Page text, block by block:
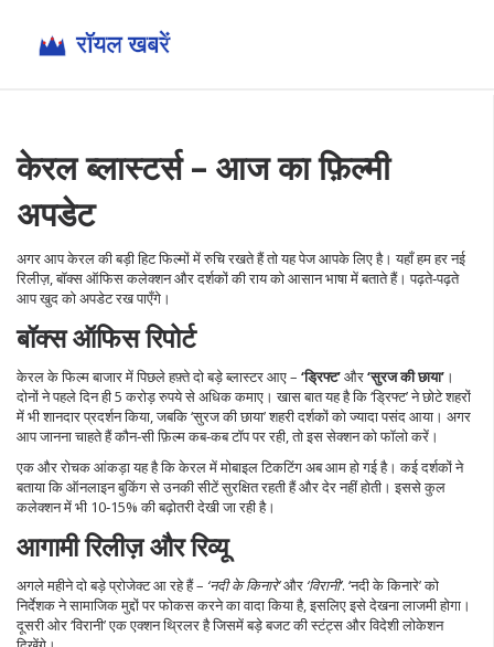
केरल ब्लास्टर्स – आज का फ़िल्मी
अपडेट
अगर आप केरल की बड़ी हिट फिल्मों में रुचि रखते हैं तो यह पेज आपके लिए है। यहाँ हम हर नई
रिलीज़, बॉक्स ऑफिस कलेक्शन और दर्शकों की राय को आसान भाषा में बताते हैं। पढ़ते‑पढ़ते
आप खुद को अपडेट रख पाएँगे।
बॉक्स ऑफिस रिपोर्ट
केरल के फिल्म बाजार में पिछले हफ़्ते दो बड़े ब्लास्टर आए – ‘ड्रिफ्ट’और‘सुरज की छाया’ ।
दोनों ने पहले दिन ही 5 करोड़ रुपये से अधिक कमाए। खास बात यह है कि ‘ड्रिफ्ट’ ने छोटे शहरों
में भी शानदार प्रदर्शन किया, जबकि ‘सुरज की छाया’ शहरी दर्शकों को ज्यादा पसंद आया। अगर
आप जानना चाहते हैं कौन‑सी फ़िल्म कब‑कब टॉप पर रही, तो इस सेक्शन को फॉलो करें।
एक और रोचक आंकड़ा यह है कि केरल में मोबाइल टिकटिंग अब आम हो गई है। कई दर्शकों ने
बताया कि ऑनलाइन बुकिंग से उनकी सीटें सुरक्षित रहती हैं और देर नहीं होती। इससे कुल
कलेक्शन में भी 10‑15% की बढ़ोतरी देखी जा रही है।
आगामी रिलीज़ और रिव्यू
अगले महीने दो बड़े प्रोजेक्ट आ रहे हैं – ‘नदी के किनारे’और ‘विरानी’. ‘नदी के किनारे’ को
निर्देशक ने सामाजिक मुद्दों पर फोकस करने का वादा किया है, इसलिए इसे देखना लाजमी होगा।
दूसरी ओर ‘विरानी’ एक एक्शन थ्रिलर है जिसमें बड़े बजट की स्टंट्स और विदेशी लोकेशन